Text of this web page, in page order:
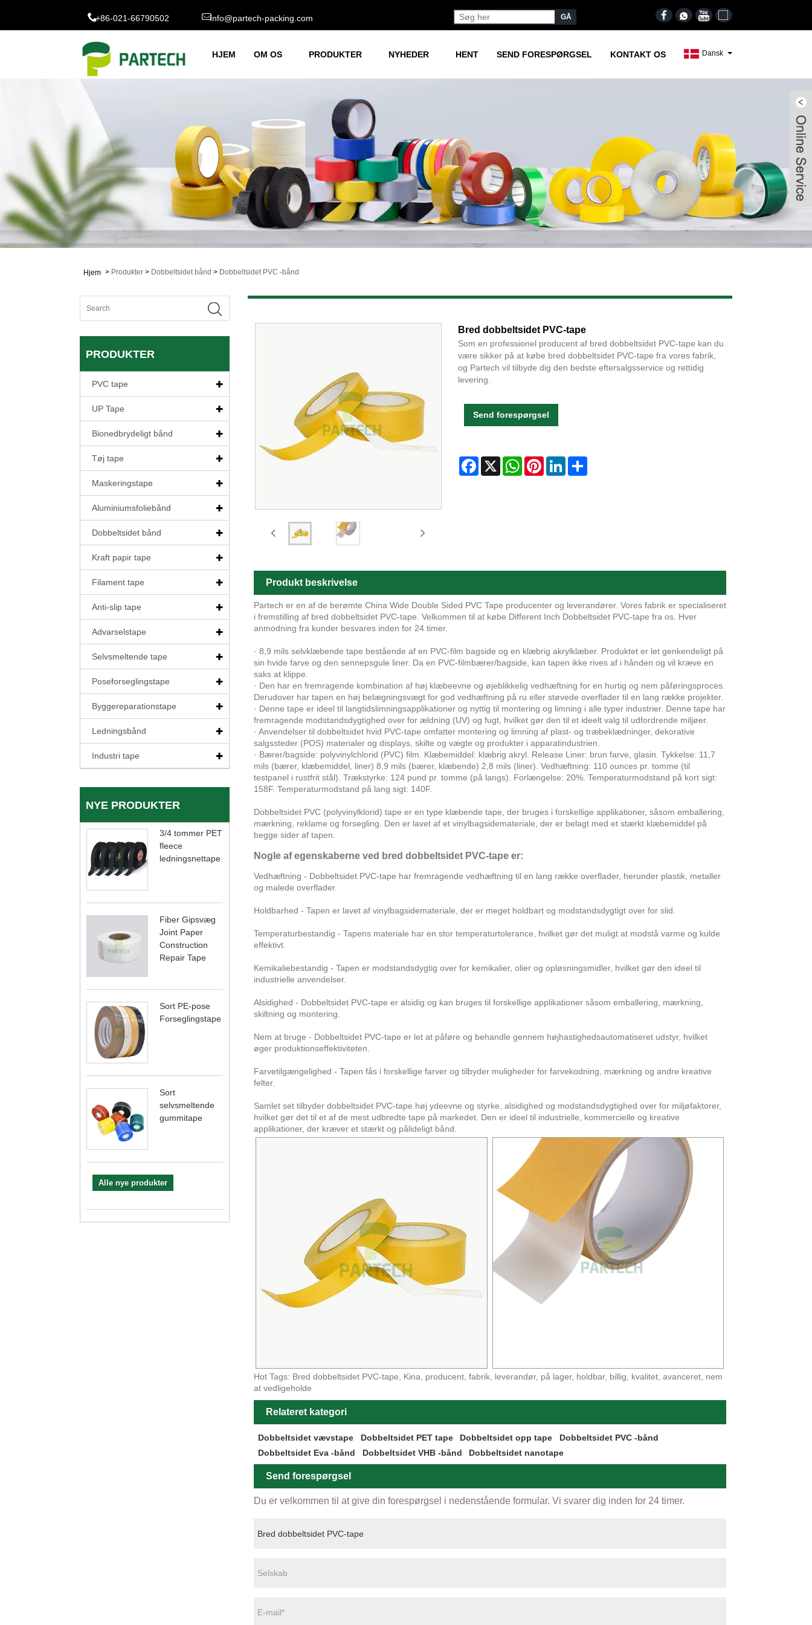
+86-021-66790502 Info@partech-packing.com
Dansk
HJEM OM OS PRODUKTER NYHEDER HENT SEND FORESPØRGSEL KONTAKT OS
Hjem > Produkter > Dobbeltsidet bånd > Dobbeltsidet PVC -bånd
PRODUKTER
PVC tape
UP Tape
Bionedbrydeligt bånd
Tøj tape
Maskeringstape
Aluminiumsfoliebånd
Dobbeltsidet bånd
Kraft papir tape
Filament tape
Anti-slip tape
Advarselstape
Selvsmeltende tape
Poseforseglingstape
Byggereparationstape
Ledningsbånd
Industri tape
NYE PRODUKTER
3/4 tommer PET
fleece
ledningsnettape
Fiber Gipsvæg
Joint Paper
Construction
Repair Tape
Sort PE-pose
Forseglingstape
Sort
selvsmeltende
gummitape
Alle nye produkter
Bred dobbeltsidet PVC-tape
Som en professionel producent af bred dobbeltsidet PVC-tape kan du
være sikker på at købe bred dobbeltsidet PVC-tape fra vores fabrik,
og Partech vil tilbyde dig den bedste eftersalgsservice og rettidig
levering.
Send forespørgsel
Facebook
X WhatsAppPinterestLinkedInShare
Produkt beskrivelse
Partech er en af ​​de berømte China Wide Double Sided PVC Tape producenter og leverandører. Vores fabrik er specialiseret
i fremstilling af bred dobbeltsidet PVC-tape. Velkommen til at købe Different Inch Dobbeltsidet PVC-tape fra os. Hver
anmodning fra kunder besvares inden for 24 timer.
· 8,9 mils selvklæbende tape bestående af en PVC-film bagside og en klæbrig akrylklæber. Produktet er let genkendeligt på
sin hvide farve og den sennepsgule liner. Da en PVC-filmbærer/bagside, kan tapen ikke rives af i hånden og vil kræve en
saks at klippe.
· Den har en fremragende kombination af høj klæbeevne og øjeblikkelig vedhæftning for en hurtig og nem påføringsproces.
Derudover har tapen en høj belægningsvægt for god vedhæftning på ru eller støvede overflader til en lang række projekter.
· Denne tape er ideel til langtidslimningsapplikationer og nyttig til montering og limning i alle typer industrier. Denne tape har
fremragende modstandsdygtighed over for ældning (UV) og fugt, hvilket gør den til et ideelt valg til udfordrende miljøer.
· Anvendelser til dobbeltsidet hvid PVC-tape omfatter montering og limning af plast- og træbeklædninger, dekorative
salgssteder (POS) materialer og displays, skilte og vægte og produkter i apparatindustrien.
· Bærer/bagside: polyvinylchlorid (PVC) film. Klæbemiddel: klæbrig akryl. Release Liner: brun farve, glasin. Tykkelse: 11,7
mils (bærer, klæbemiddel, liner) 8,9 mils (bærer, klæbende) 2,8 mils (liner). Vedhæftning: 110 ounces pr. tomme (til
testpanel i rustfrit stål). Trækstyrke: 124 pund pr. tomme (på langs). Forlængelse: 20%. Temperaturmodstand på kort sigt:
158F. Temperaturmodstand på lang sigt: 140F.
Dobbeltsidet PVC (polyvinylklorid) tape er en type klæbende tape, der bruges i forskellige applikationer, såsom emballering,
mærkning, reklame og forsegling. Den er lavet af et vinylbagsidemateriale, der er belagt med et stærkt klæbemiddel på
begge sider af tapen.
Nogle af egenskaberne ved bred dobbeltsidet PVC-tape er:
Vedhæftning - Dobbeltsidet PVC-tape har fremragende vedhæftning til en lang række overflader, herunder plastik, metaller
og malede overflader.
Holdbarhed - Tapen er lavet af vinylbagsidemateriale, der er meget holdbart og modstandsdygtigt over for slid.
Temperaturbestandig - Tapens materiale har en stor temperaturtolerance, hvilket gør det muligt at modstå varme og kulde
effektivt.
Kemikaliebestandig - Tapen er modstandsdygtig over for kemikalier, olier og opløsningsmidler, hvilket gør den ideel til
industrielle anvendelser.
Alsidighed - Dobbeltsidet PVC-tape er alsidig og kan bruges til forskellige applikationer såsom emballering, mærkning,
skiltning og montering.
Nem at bruge - Dobbeltsidet PVC-tape er let at påføre og behandle gennem højhastighedsautomatiseret udstyr, hvilket
øger produktionseffektiviteten.
Farvetilgængelighed - Tapen fås i forskellige farver og tilbyder muligheder for farvekodning, mærkning og andre kreative
felter.
Samlet set tilbyder dobbeltsidet PVC-tape høj ydeevne og styrke, alsidighed og modstandsdygtighed over for miljøfaktorer,
hvilket gør det til et af de mest udbredte tape på markedet. Den er ideel til industrielle, kommercielle og kreative
applikationer, der kræver et stærkt og pålideligt bånd.
Hot Tags: Bred dobbeltsidet PVC-tape, Kina, producent, fabrik, leverandør, på lager, holdbar, billig, kvalitet, avanceret, nem
at vedligeholde
Relateret kategori
Dobbeltsidet vævstape Dobbeltsidet PET tape Dobbeltsidet opp tape
Dobbeltsidet PVC -bånd
Dobbeltsidet Eva -bånd
Dobbeltsidet VHB -bånd Dobbeltsidet nanotape
Send forespørgsel
Du er velkommen til at give din forespørgsel i nedenstående formular. Vi svarer dig inden for 24 timer.